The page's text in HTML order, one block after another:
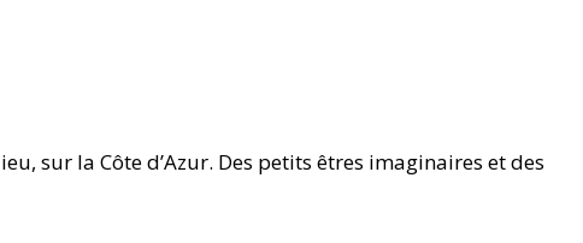
sur la Côte d’Azur. Des petits êtres imaginaires et des